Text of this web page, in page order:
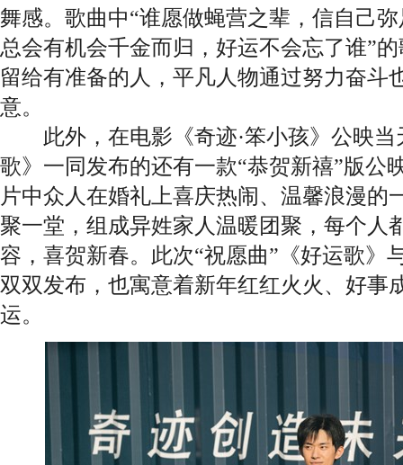
舞感。歌曲中“谁愿做蝇营之辈，信自己
总会有机会千金而归，好运不会忘了谁”
留给有准备的人，平凡人物通过努力奋斗
意。
此外，在电影《奇迹·笨小孩》公映当
歌》一同发布的还有一款“恭贺新禧”版公
片中众人在婚礼上喜庆热闹、温馨浪漫的
聚一堂，组成异姓家人温暖团聚，每个人
容，喜贺新春。此次“祝愿曲”《好运歌》
双双发布，也寓意着新年红红火火、好事
运。